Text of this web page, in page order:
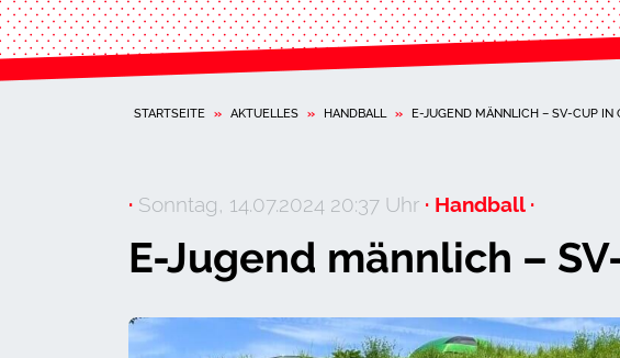
STARTSEITE » AKTUELLES » HANDBALL » E-JUGEND MÄNNLICH – SV-CUP IN
· Sonntag, 14.07.2024 20:37 Uhr · Handball ·
E-Jugend männlich –